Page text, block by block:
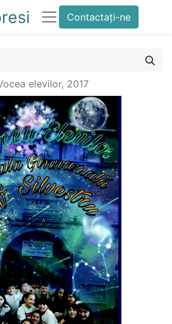
Contactați-ne
elevilor, 2017